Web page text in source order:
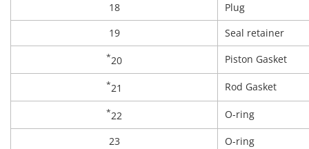
18
Plug
19
Seal retainer
*20 Piston Gasket
*21 Rod Gasket
*22 O-ring
23 O-ring